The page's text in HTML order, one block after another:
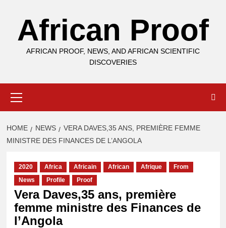
contentAfrican Proof
AFRICAN PROOF, NEWS, AND AFRICAN SCIENTIFIC
DISCOVERIES
Menu
HOME NEWS
VERA DAVES,35 ANS, PREMIÈRE FEMME
MINISTRE DES FINANCES DE L’ANGOLA
2020 Africa Africain African Afrique
From
News
Profile Proof
Vera Daves,35 ans, première
femme ministre des Finances de
l’Angola